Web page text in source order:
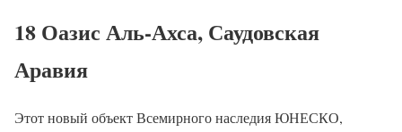
18 Оазис Аль-Ахса, Саудовская
Аравия
Этот новый объект Всемирного наследия ЮНЕСКО,